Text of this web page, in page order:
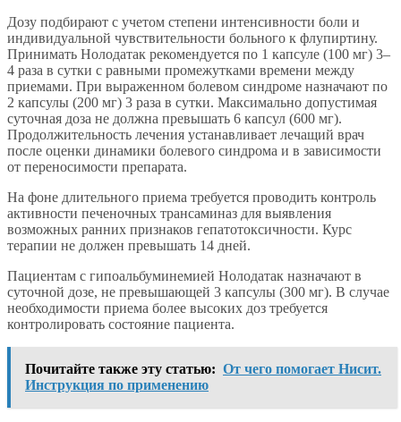
Дозу подбирают с учетом степени интенсивности боли и
индивидуальной чувствительности больного к флупиртину.
Принимать Нолодатак рекомендуется по 1 капсуле (100 мг) 3–
4 раза в сутки с равными промежутками времени между
приемами. При выраженном болевом синдроме назначают по
2 капсулы (200 мг) 3 раза в сутки. Максимально допустимая
суточная доза не должна превышать 6 капсул (600 мг).
Продолжительность лечения устанавливает лечащий врач
после оценки динамики болевого синдрома и в зависимости
от переносимости препарата.
На фоне длительного приема требуется проводить контроль
активности печеночных трансаминаз для выявления
возможных ранних признаков гепатотоксичности. Курс
терапии не должен превышать 14 дней.
Пациентам с гипоальбуминемией Нолодатак назначают в
суточной дозе, не превышающей 3 капсулы (300 мг). В случае
необходимости приема более высоких доз требуется
контролировать состояние пациента.
Почитайте также эту статью: От чего помогает Нисит.
Инструкция по применению